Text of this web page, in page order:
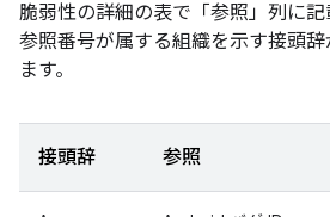
脆弱性の詳細の表で「参照」 列に記
参照番号が属する組織を示す接頭
ます。
接頭辞 参照